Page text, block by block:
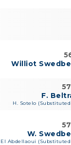
Williot
F.
H. Sotelo
W.
El Abdellaoui